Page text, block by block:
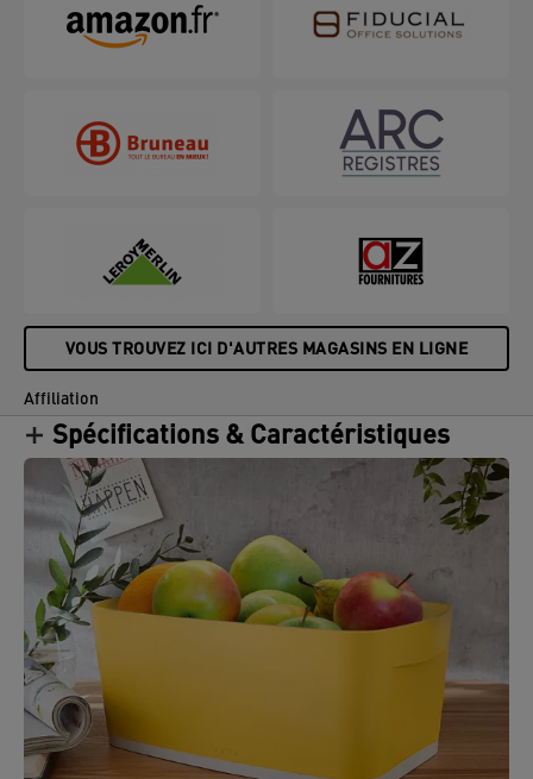
compatible avec les organiseurs Leitz MyBox mais
peut également être utilisée indépendamment. Cet
de rester détendu et productif toute la journée.
VOUS TROUVEZ ICI D'AUTRES MAGASINS EN LIGNE
Affiliation
Spécifications & Caractéristiques